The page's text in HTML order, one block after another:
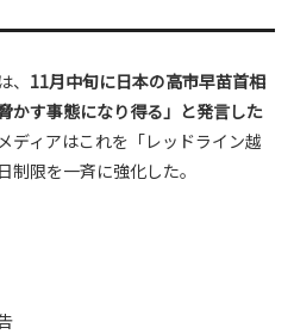
11月中旬に日本の高市早苗首相
かす事態になり得る」と発言した
ディアはこれを「レッドライン越
制限を一斉に強化した。